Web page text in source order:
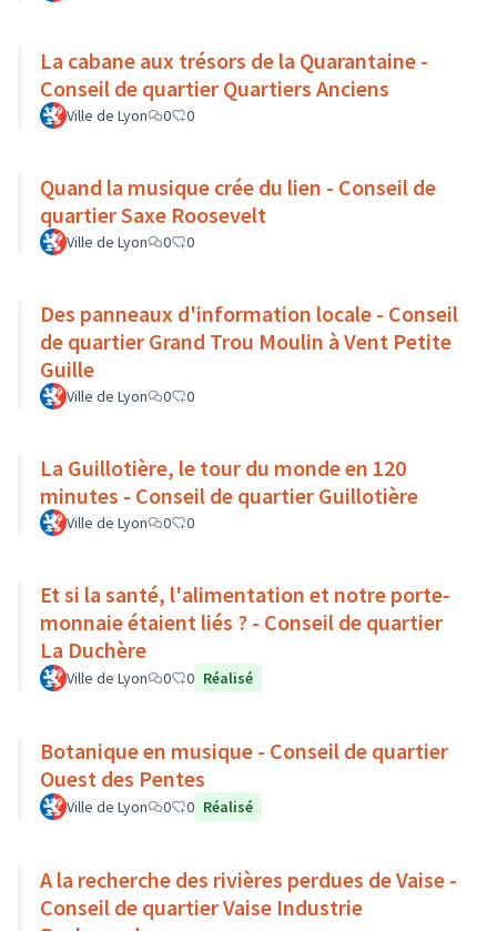
La cabane aux trésors de la Quarantaine -
Conseil de quartier Quartiers Anciens
Ville de Lyon 0 0
Quand la musique crée du lien - Conseil de
quartier Saxe Roosevelt
Ville de Lyon 0 0
Des panneaux d'information locale - Conseil
de quartier Grand Trou Moulin à Vent Petite
Guille
Ville de Lyon 0 0
La Guillotière, le tour du monde en 120
minutes - Conseil de quartier Guillotière
Ville de Lyon 0 0
Et si la santé, l'alimentation et notre porte-
monnaie étaient liés ? - Conseil de quartier
La Duchère
Ville de Lyon 0 0 Réalisé
Botanique en musique - Conseil de quartier
Ouest des Pentes
Ville de Lyon 0 0 Réalisé
A la recherche des rivières perdues de Vaise -
Conseil de quartier Vaise Industrie